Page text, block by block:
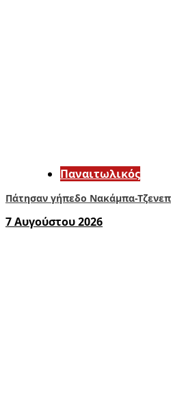
Παναιτωλικός
Πάτησαν γήπεδο Νακάμπα-
7 Αυγούστου 2026